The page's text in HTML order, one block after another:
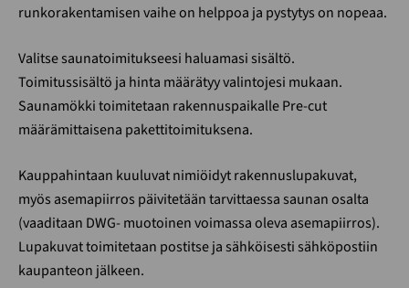
runkorakentamisen vaihe on helppoa ja pystytys on nopeaa.
Valitse saunatoimitukseesi haluamasi sisältö.
Toimitussisältö ja hinta määrätyy valintojesi mukaan.
Saunamökki toimitetaan rakennuspaikalle Pre-cut
määrämittaisena pakettitoimituksena.
Kauppahintaan kuuluvat nimiöidyt rakennuslupakuvat,
myös asemapiirros päivitetään tarvittaessa saunan osalta
(vaaditaan DWG- muotoinen voimassa oleva asemapiirros).
Lupakuvat toimitetaan postitse ja sähköisesti sähköpostiin
kaupanteon jälkeen.